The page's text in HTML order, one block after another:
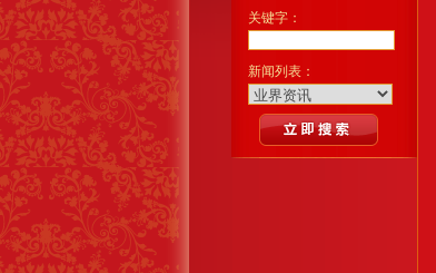
关键字：
新闻列表：